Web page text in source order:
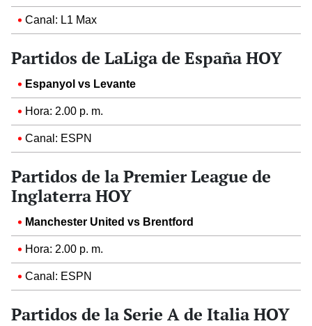
Canal: L1 Max
Partidos de LaLiga de España HOY
Espanyol vs Levante
Hora: 2.00 p. m.
Canal: ESPN
Partidos de la Premier League de
Inglaterra HOY
Manchester United vs Brentford
Hora: 2.00 p. m.
Canal: ESPN
Partidos de la Serie A de Italia HOY